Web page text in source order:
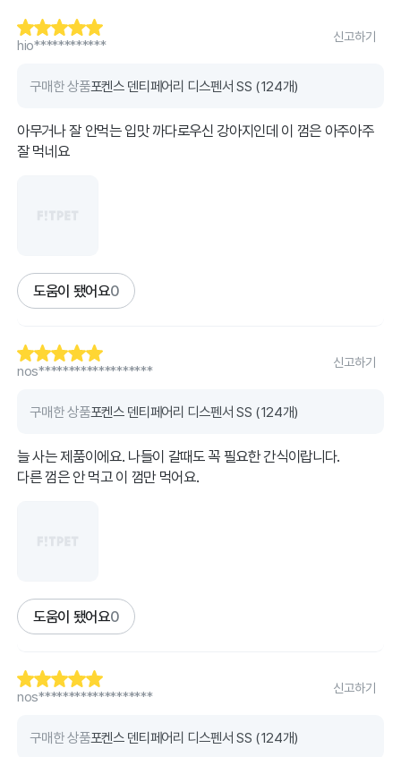
hio************
신고하기
구매한 상품포켄스 덴티페어리 디스펜서 SS (124개)
아무거나 잘 안먹는 입맛 까다로우신 강아지인데 이 껌은 아주아주
잘 먹네요
도움이 됐어요0
nos*******************
신고하기
구매한 상품포켄스 덴티페어리 디스펜서 SS (124개)
늘 사는 제품이에요. 나들이 갈때도 꼭 필요한 간식이랍니다.
다른 껌은 안 먹고 이 껌만 먹어요.
도움이 됐어요0
nos*******************
신고하기
구매한 상품포켄스 덴티페어리 디스펜서 SS (124개)